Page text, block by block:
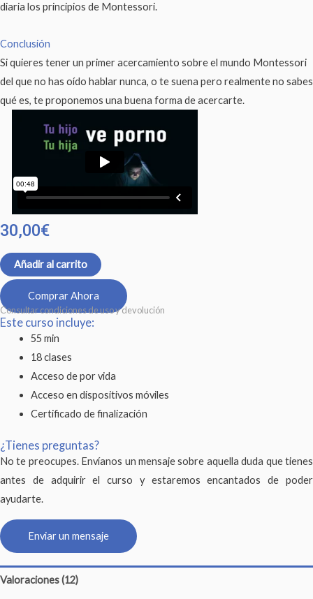
diaria los principios de Montessori.
Conclusión
Si quieres tener un primer acercamiento sobre el mundo Montessori
del que no has oído hablar nunca, o te suena pero realmente no sabes
qué es, te proponemos una buena forma de acercarte.
30,00€
Añadir al carrito
Comprar Ahora
Consultar condiciones de uso y devolución
Este curso incluye:
55 min
18 clases
Acceso de por vida
Acceso en dispositivos móviles
Certificado de finalización
¿Tienes preguntas?
No te preocupes. Envíanos un mensaje sobre aquella duda que tienes
antes de adquirir el curso y estaremos encantados de poder
ayudarte.
Enviar un mensaje
Valoraciones (12)